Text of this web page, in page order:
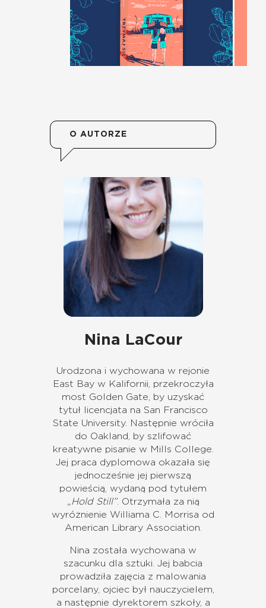
O AUTORZE
Nina LaCour
Urodzona i wychowana w rejonie
East Bay w Kalifornii, przekroczyła
most Golden Gate, by uzyskać
tytuł licencjata na San Francisco
State University. Następnie wróciła
do Oakland, by szlifować
kreatywne pisanie w Mills College.
Jej praca dyplomowa okazała się
jednocześnie jej pierwszą
powieścią, wydaną pod tytułem
„Hold Still”. Otrzymała za nią
wyróżnienie Williama C. Morrisa od
American Library Association.
Nina została wychowana w
szacunku dla sztuki. Jej babcia
prowadziła zajęcia z malowania
porcelany, ojciec był nauczycielem,
a następnie dyrektorem szkoły, a